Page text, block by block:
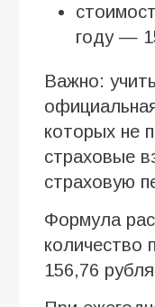
году —
Важно:
которых не
страховые
страховую
Формула
количество
156,76